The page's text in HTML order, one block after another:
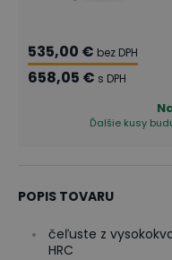
535,00 € bez DPH
658,05 € s DPH
Ďalšie kusy
POPIS TOVARU
čeľuste z
HRC